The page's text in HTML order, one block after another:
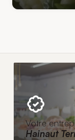
Votre
Hainaut